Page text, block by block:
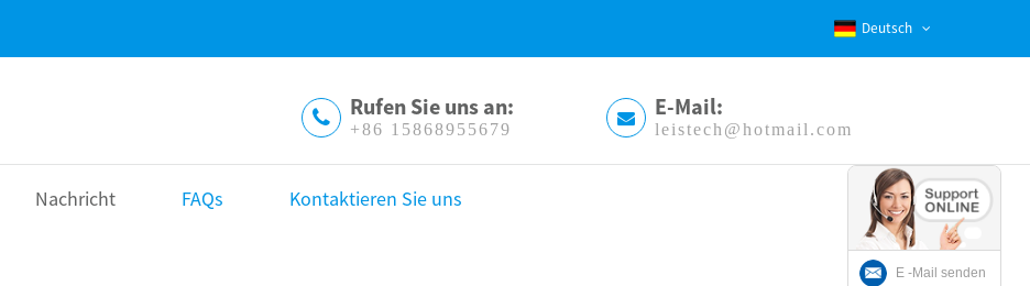
Deutsch
Rufen Sie uns an:
+86 15868955679
E-Mail:
leistech@hotmail.com
Nachricht FAQs Kontaktieren Sie uns
E -Mail senden